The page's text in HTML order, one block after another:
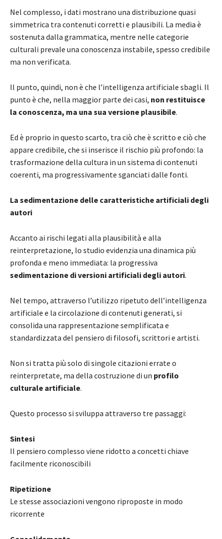
Nel complesso, i dati mostrano una distribuzione quasi
simmetrica tra contenuti corretti e plausibili. La media è
sostenuta dalla grammatica, mentre nelle categorie
culturali prevale una conoscenza instabile, spesso credibile
ma non verificata.
Il punto, quindi, non è che l’intelligenza artificiale sbagli. Il
punto è che, nella maggior parte dei casi, non restituisce
la conoscenza, ma una sua versione plausibile.
Ed è proprio in questo scarto, tra ciò che è scritto e ciò che
appare credibile, che si inserisce il rischio più profondo: la
trasformazione della cultura in un sistema di contenuti
coerenti, ma progressivamente sganciati dalle fonti.
La sedimentazione delle caratteristiche artificiali degli
autori
Accanto ai rischi legati alla plausibilità e alla
reinterpretazione, lo studio evidenzia una dinamica più
profonda e meno immediata: la progressiva
sedimentazione di versioni artificiali degli autori.
Nel tempo, attraverso l’utilizzo ripetuto dell’intelligenza
artificiale e la circolazione di contenuti generati, si
consolida una rappresentazione semplificata e
standardizzata del pensiero di filosofi, scrittori e artisti.
Non si tratta più solo di singole citazioni errate o
reinterpretate, ma della costruzione di un profilo
culturale artificiale.
Questo processo si sviluppa attraverso tre passaggi:
Sintesi
Il pensiero complesso viene ridotto a concetti chiave
facilmente riconoscibili
Ripetizione
Le stesse associazioni vengono riproposte in modo
ricorrente